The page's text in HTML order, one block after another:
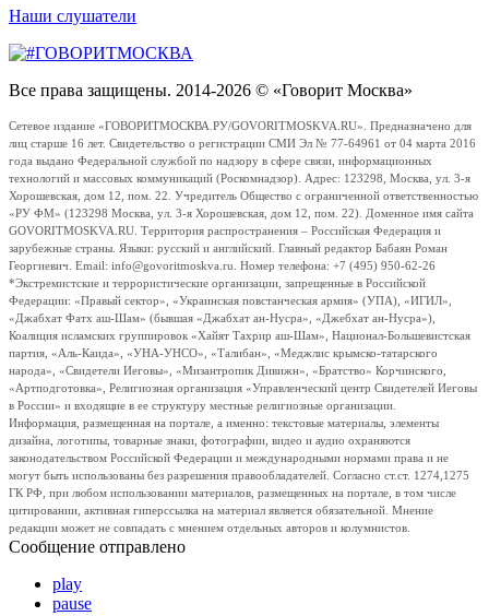
Наши слушатели
Все права защищены. 2014-2026 © «Говорит Москва»
Сетевое издание «ГОВОРИТМОСКВА.РУ/GOVORITMOSKVA.RU». Предназначено для
лиц старше 16 лет. Свидетельство о регистрации СМИ Эл № 77-64961 от 04 марта 2016
года выдано Федеральной службой по надзору в сфере связи, информационных
технологий и массовых коммуникаций (Роскомнадзор). Адрес: 123298, Москва, ул. 3-я
Хорошевская, дом 12, пом. 22. Учредитель Общество с ограниченной ответственностью
«РУ ФМ» (123298 Москва, ул. 3-я Хорошевская, дом 12, пом. 22). Доменное имя сайта
GOVORITMOSKVA.RU. Территория распространения – Российская Федерация и
зарубежные страны. Языки: русский и английский. Главный редактор Бабаян Роман
Георгиевич. Email: info@govoritmoskva.ru. Номер телефона: +7 (495) 950-62-26
*Экстремистские и террористические организации, запрещенные в Российской
Федерации: «Правый сектор», «Украинская повстанческая армия» (УПА), «ИГИЛ»,
«Джабхат Фатх аш-Шам» (бывшая «Джабхат ан-Нусра», «Джебхат ан-Нусра»),
Коалиция исламских группировок «Хайят Тахрир аш-Шам», Национал-Большевистская
партия, «Аль-Каида», «УНА-УНСО», «Талибан», «Меджлис крымско-татарского
народа», «Свидетели Иеговы», «Мизантропик Дивижн», «Братство» Корчинского,
«Артподготовка», Религиозная организация «Управленческий центр Свидетелей Иеговы
в России» и входящие в ее структуру местные религиозные организации.
Информация, размещенная на портале, а именно: текстовые материалы, элементы
дизайна, логотипы, товарные знаки, фотографии, видео и аудио охраняются
законодательством Российской Федерации и международными нормами права и не
могут быть использованы без разрешения правообладателей. Согласно ст.ст. 1274,1275
ГК РФ, при любом использовании материалов, размещенных на портале, в том числе
цитировании, активная гиперссылка на материал является обязательной. Мнение
редакции может не совпадать с мнением отдельных авторов и колумнистов.
Сообщение отправлено
play
pause